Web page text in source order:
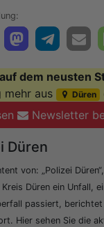
dem neusten
mehr aus
Düren
Newsletter
Düren
von: „Polizei
Düren ein Unfall,
passiert,
Hier sehen Sie die